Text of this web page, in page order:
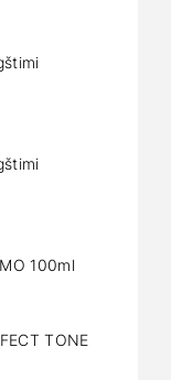
100ml
TONE